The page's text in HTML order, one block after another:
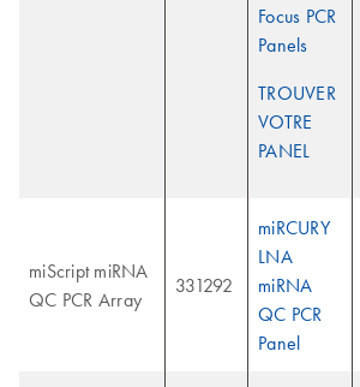
Focus PCR
Panels
TROUVER
VOTRE
PANEL
miScript miRNA
QC PCR Array
331292
miRCURY
LNA
miRNA
QC PCR
Panel